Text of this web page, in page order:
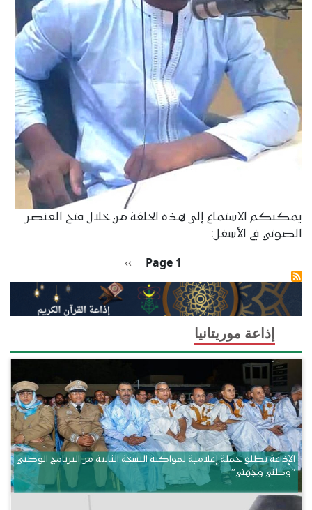
يمكنكم الاستماع إلى هذه الحلقة من خلال فتح العنصر
الصوتي في الأسفل:
Page 1 الصفحة التالية
››
إذاعة موريتانيا
الإذاعة تطلق حملة إعلامية لمواكبة النسخة الثانية من البرنامج الوطني
“وطني وجهتي”